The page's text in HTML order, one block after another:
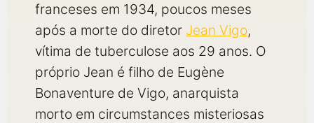
franceses em 1934, poucos meses
após a morte do diretor Jean Vigo,
vítima de tuberculose aos 29 anos. O
próprio Jean é filho de Eugène
Bonaventure de Vigo, anarquista
morto em circumstances misteriosas